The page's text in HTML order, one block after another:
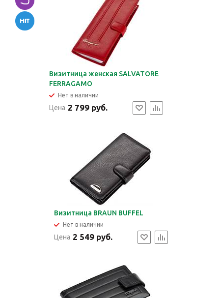
Визитница женская SALVATORE
FERRAGAMO
Нет в наличии
Цена 2 799 руб.
Визитница BRAUN BUFFEL
Нет в наличии
Цена 2 549 руб.